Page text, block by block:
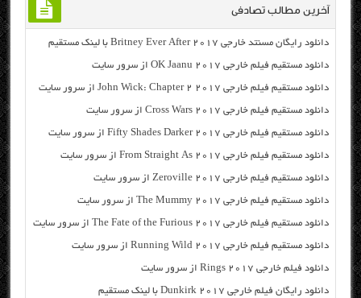
آخرین مطالب تصادفی
دانلود رایگان مسنتد خارجی Britney Ever After 2017 با لینک مستقیم
دانلود مستقیم فیلم خارجی OK Jaanu 2017 از سرور سایت
دانلود مستقیم فیلم خارجی John Wick: Chapter 2 2017 از سرور سایت
دانلود مستقیم فیلم خارجی Cross Wars 2017 از سرور سایت
دانلود مستقیم فیلم خارجی Fifty Shades Darker 2017 از سرور سایت
دانلود مستقیم فیلم خارجی From Straight As 2017 از سرور سایت
دانلود مستقیم فیلم خارجی Zeroville 2017 از سرور سایت
دانلود مستقیم فیلم خارجی The Mummy 2017 از سرور سایت
دانلود مستقیم فیلم خارجی The Fate of the Furious 2017 از سرور سایت
دانلود مستقیم فیلم خارجی Running Wild 2017 از سرور سایت
دانلود فیلم خارجی Rings 2017 از سرور سایت
دانلود رایگان فیلم خارجی Dunkirk 2017 با لینک مستقیم